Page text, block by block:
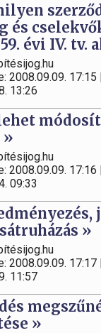
és
évi IV. tv.
2008.09.09.
13:26
»
2008.09.09.
09:33
»
2008.09.09.
11:57
»